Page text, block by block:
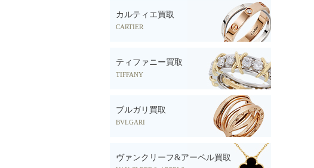
カルティエ買取
CARTIER
ティファニー買取
TIFFANY
ブルガリ買取
BVLGARI
ヴァンクリーフ&アーペル買取